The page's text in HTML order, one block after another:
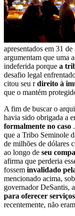
apresentados em 31
argumentam que uma
indeferida porque a
desafio legal
citou seu rdireito à
que o mantém
A fim de buscar o
havia sido obrigada a
formalmente no caso
que a Tribo Seminole
de milhões de dólares
ao longo de seu
afirma que perderia
fossem invalidado
mencionado acima,
governador DeSantis,
para oferecer
recentemente, não